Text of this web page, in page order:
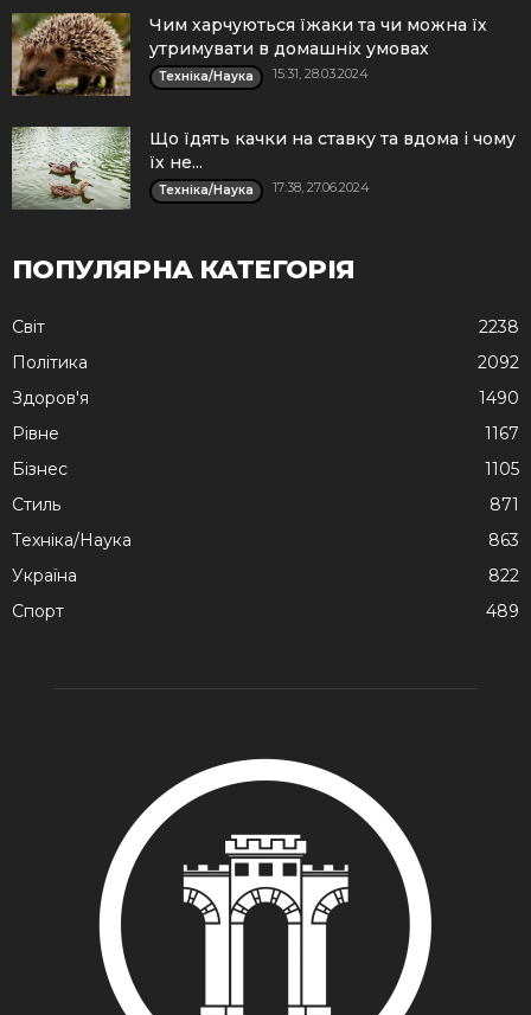
Чим харчуються їжаки та чи можна їх
утримувати в домашніх умовах
Техніка/Наука 15:31, 28.03.2024
Що їдять качки на ставку та вдома і чому
їх не...
Техніка/Наука 17:38, 27.06.2024
ПОПУЛЯРНА КАТЕГОРІЯ
Cвіт
2238
Політика
2092
Здоров'я
1490
Рівне
1167
Бізнес
1105
Стиль
871
Техніка/Наука
863
Україна
822
Спорт
489